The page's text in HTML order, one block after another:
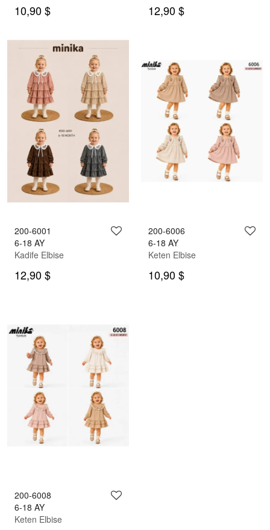
10,90 $ 12,90 $
200-6001
6-18 AY
Kadife Elbise
12,90 $
200-6006
6-18 AY
Keten Elbise
10,90 $
200-6008
6-18 AY
Keten Elbise